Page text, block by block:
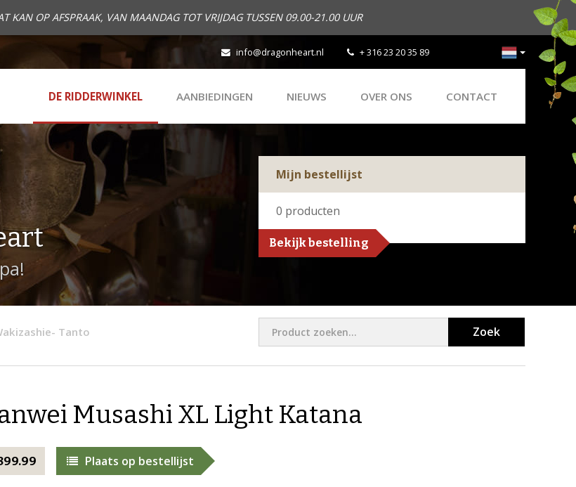
KAN OP AFSPRAAK, VAN MAANDAG TOT VRIJDAG TUSSEN 09.00-21.00 UUR
info@dragonheart.nl + 316 23 20 35 89
DE RIDDERWINKEL AANBIEDINGEN NIEUWS OVER ONS CONTACT
Mijn bestellijst
0 producten
Bekijk bestelling
Tanto
Zoek
Musashi XL Light Katana
Plaats op bestellijst